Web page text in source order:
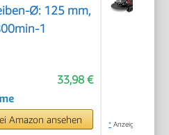
Ø: 125 mm,
1
33,98 €
Amazon ansehen * Anzeige